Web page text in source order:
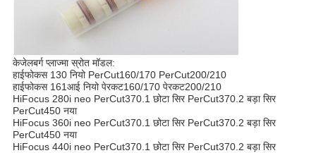
केजेलबर्ग प्लाज्मा स्रोत मॉडल:
हाईफोकस 130 नियो PerCut160/170 PerCut200/210
हाईफोकस 161आई नियो पेरकट160/170 पेरकट200/210
HiFocus 280i neo PerCut370.1 छोटा सिर PerCut370.2 बड़ा सिर
PerCut450 नया
HiFocus 360i neo PerCut370.1 छोटा सिर PerCut370.2 बड़ा सिर
PerCut450 नया
HiFocus 440i neo PerCut370.1 छोटा सिर PerCut370.2 बड़ा सिर